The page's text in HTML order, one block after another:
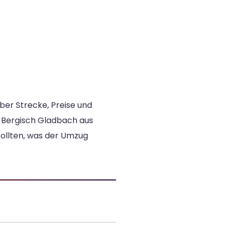
Strecke, Preise und
Gladbach aus
was der Umzug